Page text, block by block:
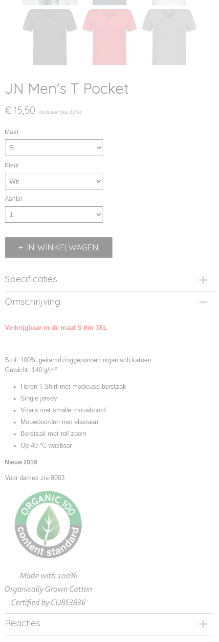
JN Men's T Pocket
€ 15,50 (inclusief btw 21%)
Maat
Kleur
Aantal
IN WINKELWAGEN
Specificaties
Productcode
8004-01
8004
Omschrijving
Verkrijgbaar in de maat S t/m 3XL
Stof: 100% gekamd ringgeponnen organisch katoen
Gewicht: 140 g/m²
Heren T-Shirt met modieuse borstzak
Single jersey
V-hals met smalle mouwboord
Mouwboorden met elastaan
Borstzak met roll zoom
Op 40 °C wasbaar
Nieuw 2019
Voor dames zie 8003
Reacties